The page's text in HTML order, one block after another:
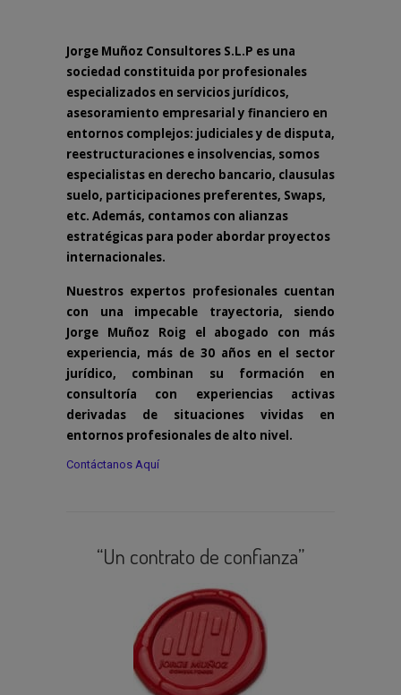
Jorge Muñoz Consultores S.L.P es una
sociedad constituida por profesionales
especializados en servicios jurídicos,
asesoramiento empresarial y financiero en
entornos complejos: judiciales y de disputa,
reestructuraciones e insolvencias, somos
especialistas en derecho bancario, clausulas
suelo, participaciones preferentes, Swaps,
etc. Además, contamos con alianzas
estratégicas para poder abordar proyectos
internacionales.
Nuestros expertos profesionales cuentan
con una impecable trayectoria, siendo
Jorge Muñoz Roig el abogado con más
experiencia, más de 30 años en el sector
jurídico, combinan su formación en
consultoría con experiencias activas
derivadas de situaciones vividas en
entornos profesionales de alto nivel.
Contáctanos Aquí
“Un contrato de confianza”